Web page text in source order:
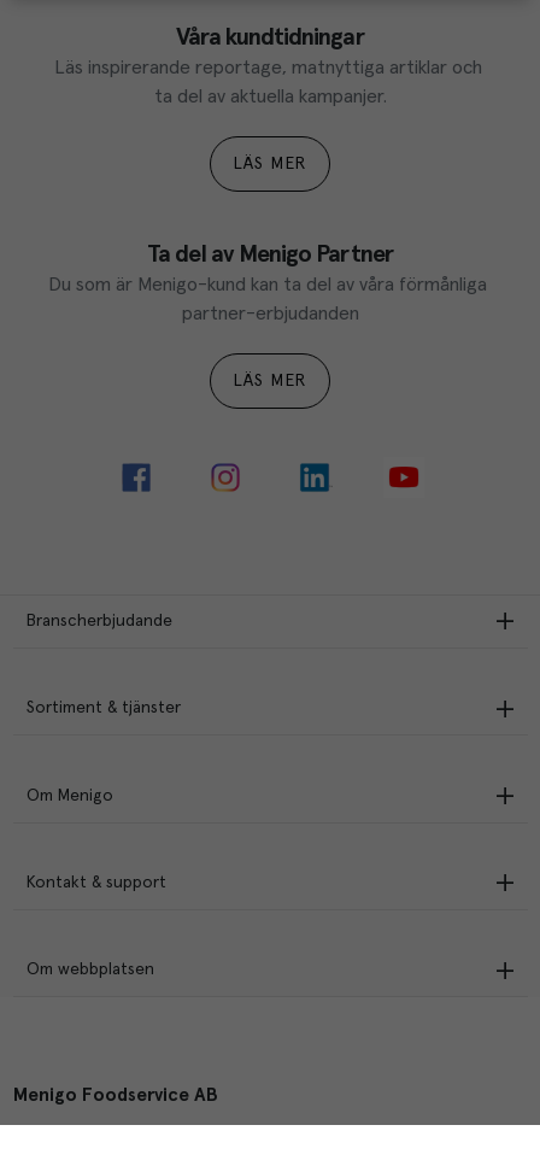
Våra kundtidningar
Läs inspirerande reportage, matnyttiga artiklar och
ta del av aktuella kampanjer.
LÄS MER
Ta del av Menigo Partner
Du som är Menigo-kund kan ta del av våra förmånliga
partner-erbjudanden
LÄS MER
Branscherbjudande
Sortiment & tjänster
Om Menigo
Kontakt & support
Om webbplatsen
Menigo Foodservice AB